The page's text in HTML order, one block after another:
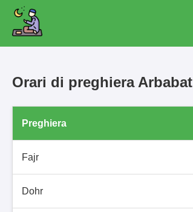
Orari di preghiera Arbabat
Preghiera
Fajr
Dohr